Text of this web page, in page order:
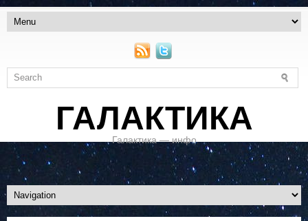
ГАЛАКТИКА
Галактика — инфо